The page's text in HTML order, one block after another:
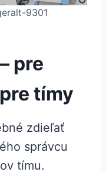
9301
pre
tímy
zdieľať
správcu
tímu.